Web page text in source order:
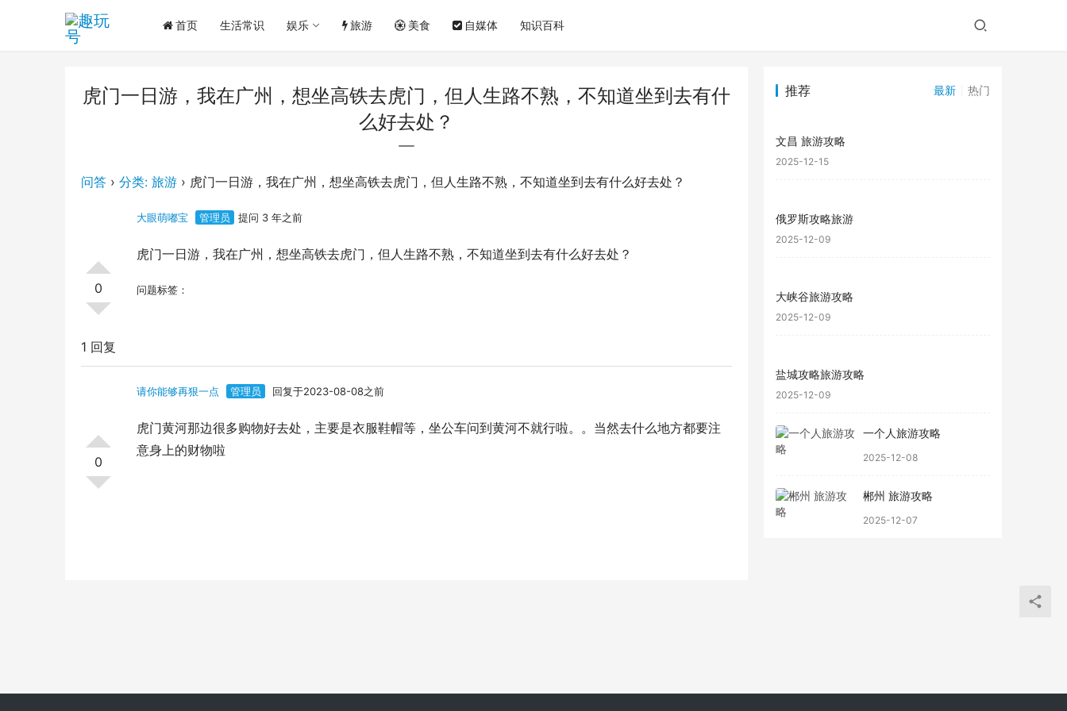
首页 生活常识 娱乐 旅游 美食 自媒体 知识百科
虎门一日游，我在广州，想坐高铁去虎门，但人生路不熟，不知道坐到去有什
么好去处？
问答 › 分类: 旅游 › 虎门一日游，我在广州，想坐高铁去虎门，但人生路不熟，不知道坐到去有什么好去处？
0
大眼萌嘟宝 管理员 提问 3 年之前
虎门一日游，我在广州，想坐高铁去虎门，但人生路不熟，不知道坐到去有什么好去处？
问题标签：
1 回复
0
请你能够再狠一点 管理员 回复于2023-08-08之前
虎门黄河那边很多购物好去处，主要是衣服鞋帽等，坐公车问到黄河不就行啦。。当然去什么地方都要注
意身上的财物啦
推荐 最新 热门
文昌 旅游攻略
2025-12-15
俄罗斯攻略旅游
2025-12-09
大峡谷旅游攻略
2025-12-09
盐城攻略旅游攻略
2025-12-09
一个人旅游攻略
2025-12-08
郴州 旅游攻略
2025-12-07